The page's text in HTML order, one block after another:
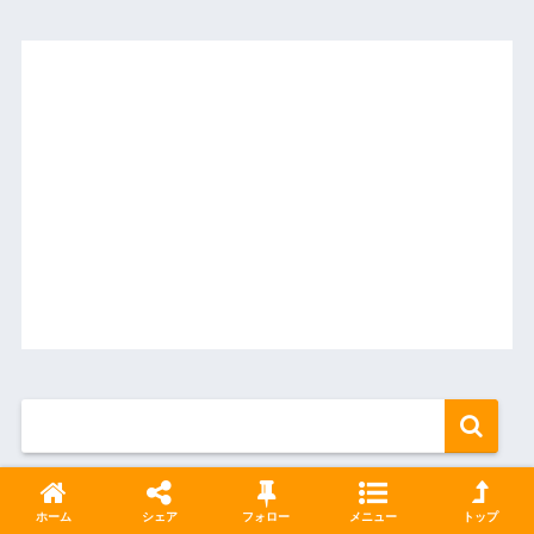
ホーム シェア フォロー メニュー トップ